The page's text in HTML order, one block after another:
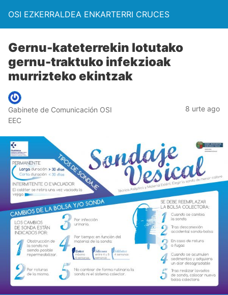
OSI EZKERRALDEA ENKARTERRI CRUCES
Gernu-kateterrekin lotutako
gernu-traktuko infekzioak
murrizteko ekintzak
Gabinete de Comunicación OSI
EEC
8 urte ago